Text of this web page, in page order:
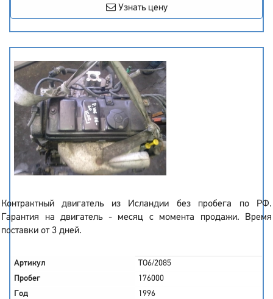
Узнать цену
Контрактный двигатель из Исландии без пробега по РФ.
Гарантия на двигатель - месяц с момента продажи. Время
поставки от 3 дней.
Артикул
TO6/2085
Пробег
176000
Год
1996